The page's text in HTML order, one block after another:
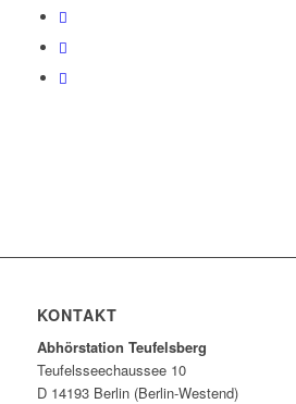
KONTAKT
Abhörstation Teufelsberg
Teufelsseechaussee 10
D 14193 Berlin (Berlin-Westend)